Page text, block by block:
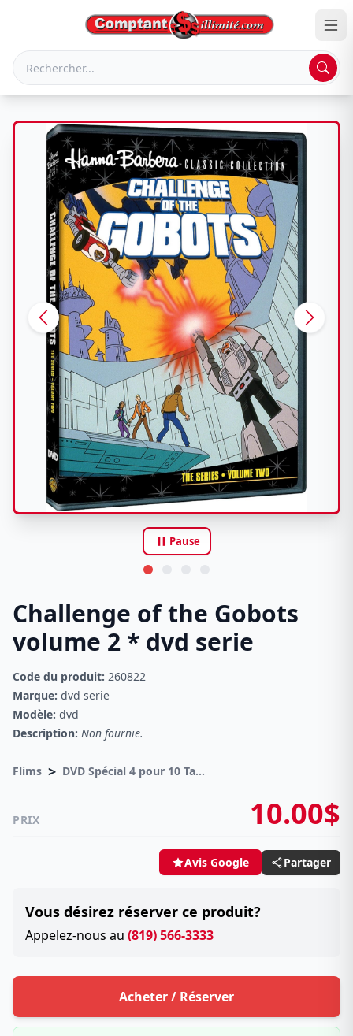
pause Pause
Challenge of the Gobots
volume 2 * dvd serie
Code du produit: 260822
Marque: dvd serie
Modèle: dvd
Description: Non fournie.
Flims > DVD Spécial 4 pour 10 Taxes incluses sur -4.00$
PRIX 10.00$
Avis Google Partager
Vous désirez réserver ce produit?
Appelez-nous au (819) 566-3333
Acheter / Réserver